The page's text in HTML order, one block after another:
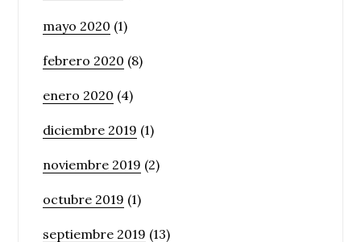
mayo 2020 (1)
febrero 2020 (8)
enero 2020 (4)
diciembre 2019 (1)
noviembre 2019 (2)
octubre 2019 (1)
septiembre 2019 (13)